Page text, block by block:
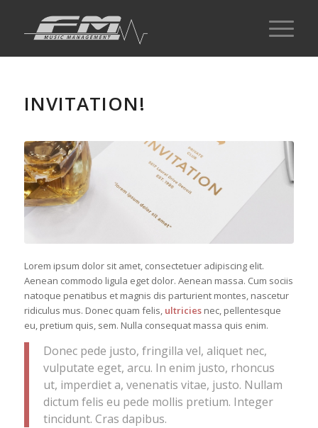
INVITATION!
Lorem ipsum dolor sit amet, consectetuer adipiscing elit.
Aenean commodo ligula eget dolor. Aenean massa. Cum sociis
natoque penatibus et magnis dis parturient montes, nascetur
ridiculus mus. Donec quam felis, ultriciesnec, pellentesque
eu, pretium quis, sem. Nulla consequat massa quis enim.
Donec pede justo, fringilla vel, aliquet nec,
vulputate eget, arcu. In enim justo, rhoncus
ut, imperdiet a, venenatis vitae, justo. Nullam
dictum felis eu pede mollis pretium. Integer
tincidunt. Cras dapibus.